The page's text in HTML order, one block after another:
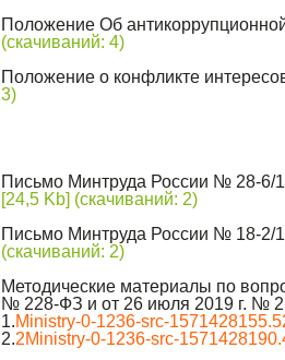
Положение Об
(cкачиваний: 4)
Положение о конфликте
3)
Письмо Минтруда России № 28-6/
[24,5 Kb] (cкачиваний: 2)
Письмо Минтруда России № 18-2/
(cкачиваний: 2)
Методические материалы по
№ 228-ФЗ и от 26 июля 2019 г. №
1.Ministry-0-1236-src-
2.2Ministry-0-1236-src-